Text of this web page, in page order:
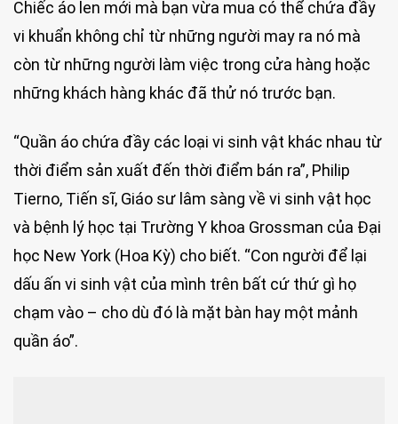
Chiếc áo len mới mà bạn vừa mua có thể chứa đầy
vi khuẩn không chỉ từ những người may ra nó mà
còn từ những người làm việc trong cửa hàng hoặc
những khách hàng khác đã thử nó trước bạn.
“Quần áo chứa đầy các loại vi sinh vật khác nhau từ
thời điểm sản xuất đến thời điểm bán ra”, Philip
Tierno, Tiến sĩ, Giáo sư lâm sàng về vi sinh vật học
và bệnh lý học tại Trường Y khoa Grossman của Đại
học New York (Hoa Kỳ) cho biết. “Con người để lại
dấu ấn vi sinh vật của mình trên bất cứ thứ gì họ
chạm vào – cho dù đó là mặt bàn hay một mảnh
quần áo”.